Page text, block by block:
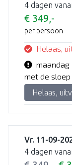
4 dagen
€ 349,-
per persoon
Helaas,
met de sloep
Helaas,
Vr. 11-09-
4 dagen